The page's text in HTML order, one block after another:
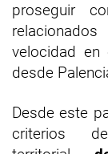
proseguir
velocidad
desde
Desde este
criterios